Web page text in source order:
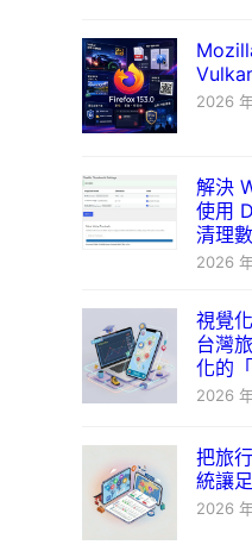
2026
解決
使用
清理
2026
視覺
台灣
化的
2026
把旅
統讓
2026